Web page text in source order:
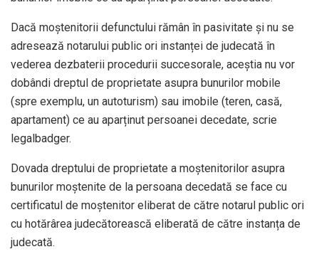
Dacă moștenitorii defunctului rămân în pasivitate și nu se
adresează notarului public ori instanței de judecată în
vederea dezbaterii procedurii succesorale, aceștia nu vor
dobândi dreptul de proprietate asupra bunurilor mobile
(spre exemplu, un autoturism) sau imobile (teren, casă,
apartament) ce au aparținut persoanei decedate, scrie
legalbadger.
Dovada dreptului de proprietate a moștenitorilor asupra
bunurilor moștenite de la persoana decedată se face cu
certificatul de moștenitor eliberat de către notarul public ori
cu hotărârea judecătorească eliberată de către instanța de
judecată.